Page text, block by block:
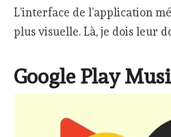
L’interface de l’application
plus visuelle. Là, je dois leur
Google Play